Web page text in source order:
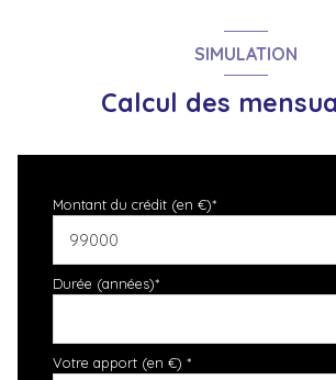
SIMULATION
Calcul des
Montant du crédit (en €)*
Durée (années)*
Votre apport (en €) *